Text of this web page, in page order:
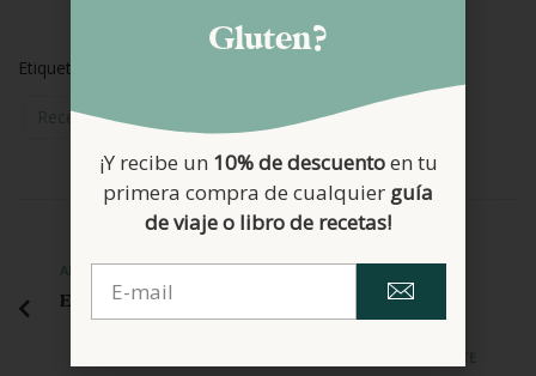
Etiquetas:
Recetas Dulces
ANTERIOR
El lado bueno de ser celíaca
SIGUIENTE
Gluten?
¡Y recibe un 10% de descuentoen tu
primera compra de cualquier guía
de viaje o libro de recetas!